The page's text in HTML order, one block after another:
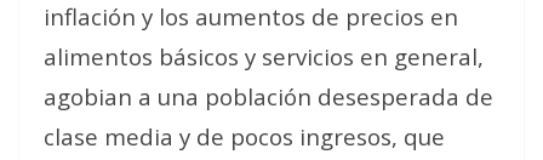
inflación y los aumentos de precios en
alimentos básicos y servicios en general,
agobian a una población desesperada de
clase media y de pocos ingresos, que